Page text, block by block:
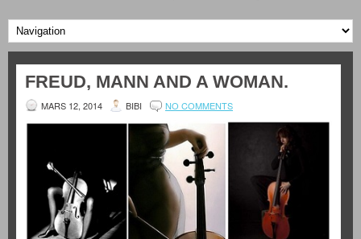
FREUD, MANN AND A WOMAN.
MARS 12, 2014 BIBI NO COMMENTS